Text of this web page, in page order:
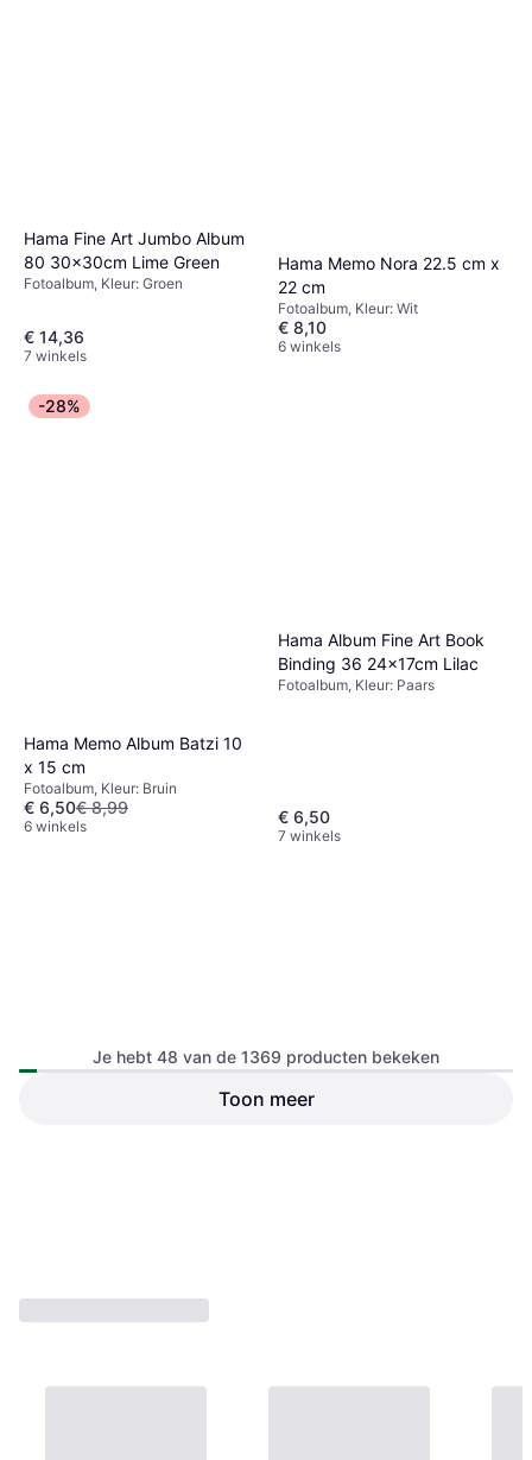
Hama Fine Art Jumbo Album
80 30x30cm Lime Green
Fotoalbum, Kleur: Groen
€ 14,36
7 winkels
Hama Memo Nora 22.5 cm x
22 cm
Fotoalbum, Kleur: Wit
€ 8,10
6 winkels
-28%
Hama Memo Album Batzi 10
x 15 cm
Fotoalbum, Kleur: Bruin
€ 6,50€ 8,99
6 winkels
Hama Album Fine Art Book
Binding 36 24x17cm Lilac
Fotoalbum, Kleur: Paars
€ 6,50
7 winkels
Hama Fine Art Spiral Album
Je hebt 48 van de 1369 producten bekeken
Toon meer